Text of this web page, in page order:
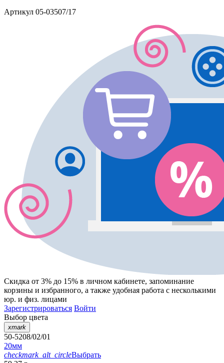
Артикул 05-03507/17
Скидка от 3% до 15% в личном кабинете, запоминание
корзины и избранного, а также удобная работа с несколькими
юр. и физ. лицами
Зарегистрироваться Войти
Выбор цвета
xmark
50-5208/02/01
20мм
checkmark_alt_circleВыбрать